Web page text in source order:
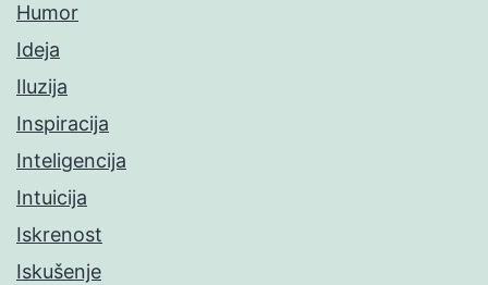
Humor
Ideja
Iluzija
Inspiracija
Inteligencija
Intuicija
Iskrenost
Iskušenje